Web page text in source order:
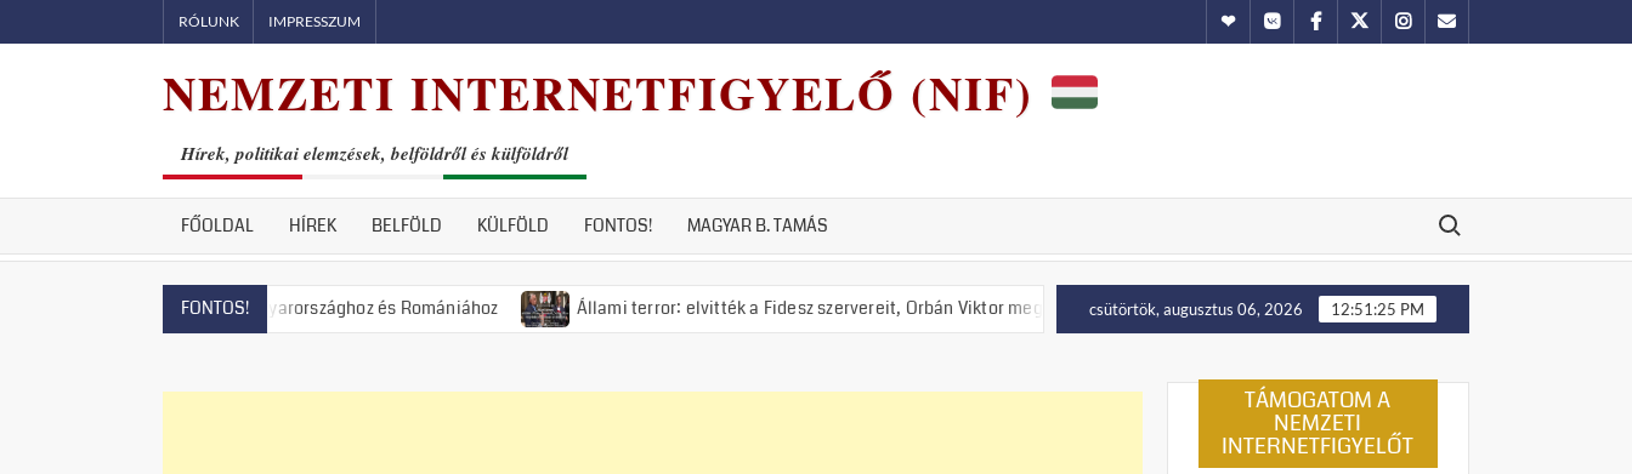
to
RÓLUNK IMPRESSZUM HundubVkontakte
Facebook
TwitterInstagram
Email
NEMZETI INTERNETFIGYELŐ (NIF)
Hírek, politikai elemzések, belföldről és külföldről
FŐOLDAL HÍREK BELFÖLD KÜLFÖLD FONTOS! MAGYAR B. TAMÁS
Search for:
FONTOS!
Magyarországhoz és Romániához Állami terror: elvitték a Fidesz szervereit, Orbán Viktor meghirdette a nemzeti ellenállást! Manny Pacquiao és tíz abortusztúlélő üzenete
csütörtök, augusztus 06, 2026 12:51:26 PM
TÁMOGATOM A
NEMZETI
INTERNETFIGYELŐT